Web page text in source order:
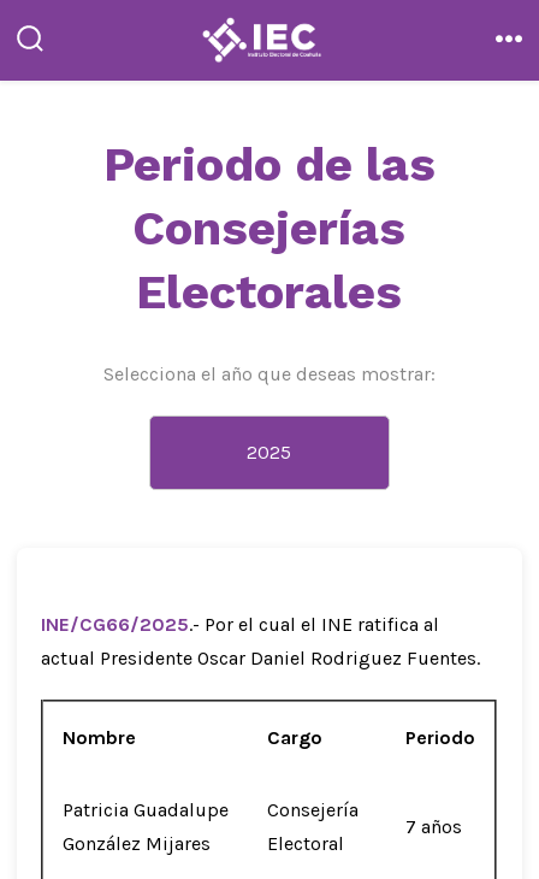
contenido
la
Periodo de las
Consejerías
Electorales
Selecciona el año que deseas mostrar:
INE/CG66/2025.- Por el cual el INE ratifica al
actual Presidente Oscar Daniel Rodriguez Fuentes.
Nombre Cargo Periodo
Patricia Guadalupe
González Mijares
Consejería
Electoral
7 años